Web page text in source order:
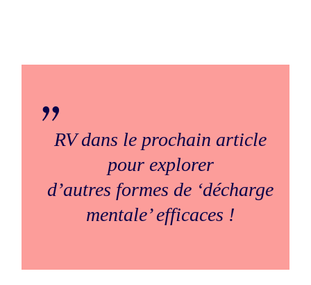
RV dans le prochain article
pour explorer
d’autres formes de ‘décharge
mentale’ efficaces !